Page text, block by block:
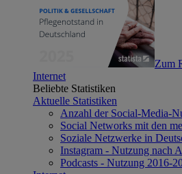
Zum
Internet
Beliebte Statistiken
Aktuelle Statistiken
Anzahl der Social-Media-
Social Networks mit den
Soziale Netzwerke in
Instagram - Nutzung nach
Podcasts - Nutzung 2016-